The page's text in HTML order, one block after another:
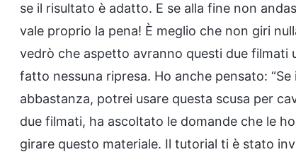
se il risultato è adatto. E se alla fine non
vale proprio la pena! È meglio che non giri
vedrò che aspetto avranno questi due filmati
fatto nessuna ripresa. Ho anche pensato:
abbastanza, potrei usare questa scusa per
due filmati, ha ascoltato le domande che le
girare questo materiale. Il tutorial ti è stato